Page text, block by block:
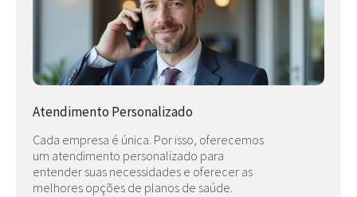
Atendimento Personalizado
Cada empresa é única. Por isso, oferecemos
um atendimento personalizado para
entender suas necessidades e oferecer as
melhores opções de planos de saúde.